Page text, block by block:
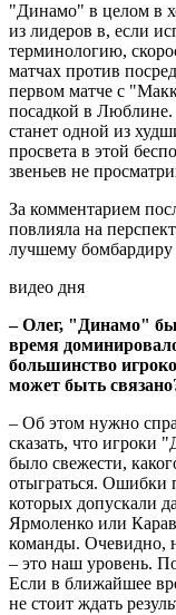
"Динамо" в целом в
из лидеров в, если
терминологию,
матчах против
первом матче с
посадкой в Люблине.
станет одной из
просвета в этой
звеньев не
За комментарием
повлияла на
лучшему
видео дня
– Олег, "Динамо"
время
большинство
может быть
– Об этом нужно
сказать, что игроки
было свежести,
отыграться. Ошибки
которых допускали
Ярмоленко или
команды. Очевидно,
– это наш уровень.
Если в ближайшее
не стоит ждать